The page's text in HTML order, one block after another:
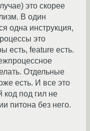
это скорее
В один
одна инструкция,
это
есть, feature есть.
Отдельные
есть. И все это
код под гил не
питона без него.